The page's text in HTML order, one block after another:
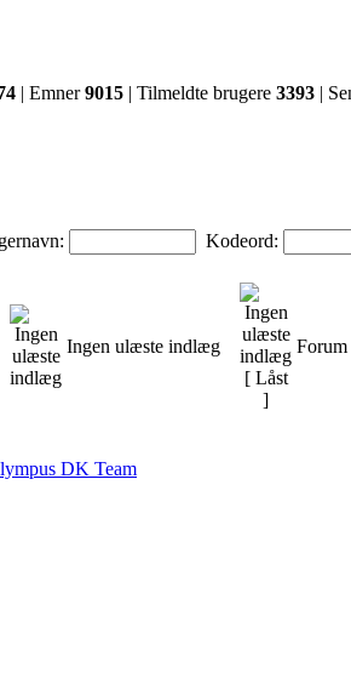
| Emner9015 | Tilmeldte brugere 3393 |
Kodeord:
Ingen ulæste indlæg Forum
DK Team